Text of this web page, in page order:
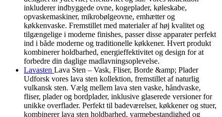
inkluderer indbyggede ovne, kogeplader, køleskabe,
opvaskemaskiner, mikrobølgeovne, emhætter og
køkkenvaske. Fremstillet med materialer af høj kvalitet og
tilgængelige i moderne finishes, passer disse apparater perfekt
ind i både moderne og traditionelle køkkener. Hvert produkt
kombinerer holdbarhed, energieffektivitet og design for at
forbedre din daglige madlavningsoplevelse.
Lavasten Lava Sten – Vask, Fliser, Borde &amp; Plader
Udforsk vores lava sten kollektion, fremstillet af naturlig
vulkansk sten. Vælg mellem lava sten vaske, håndvaske,
fliser, plader og bordplader, inklusive glaserede versioner for
unikke overflader. Perfekt til badeværelser, køkkener og stuer,
kombinerer lava sten holdbarhed, varmebestandighed og